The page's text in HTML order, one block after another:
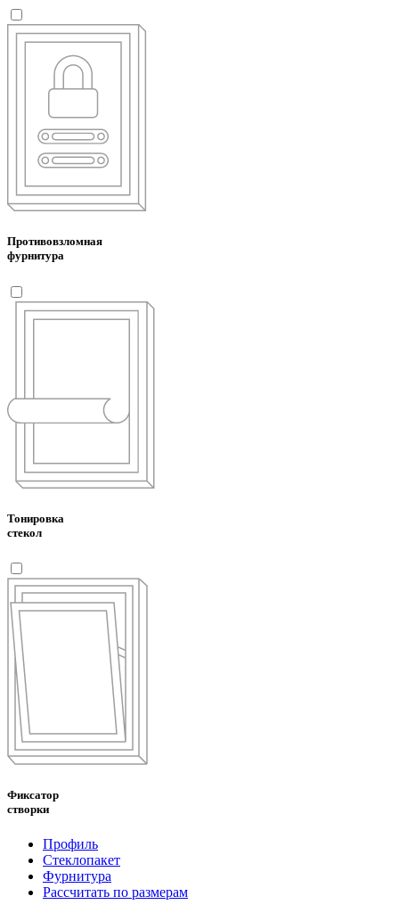
Противовзломная
фурнитура
Тонировка
стекол
Фиксатор
створки
Профиль
Стеклопакет
Фурнитура
Рассчитать по размерам